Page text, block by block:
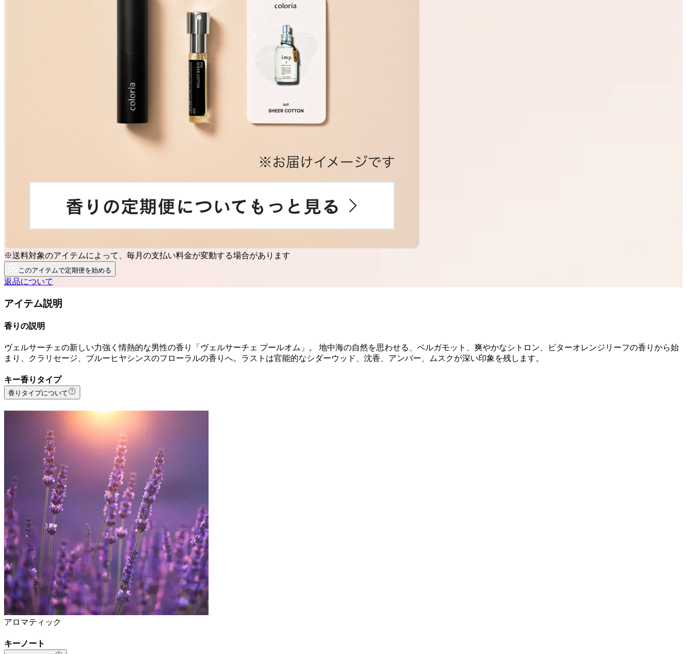
※送料対象のアイテムによって、毎月の支払い料金が変動する場合があります
このアイテムで定期便を始める
返品について
アイテム説明
香りの説明
ヴェルサーチェの新しい力強く情熱的な男性の香り「ヴェルサーチェ プールオム」。 地中海の自然を思わせる、ベルガモット、爽やかなシトロン、ビターオレンジリーフの香りから始
まり、クラリセージ、ブルーヒヤシンスのフローラルの香りへ。ラストは官能的なシダーウッド、沈香、アンバー、ムスクが深い印象を残します。
キー香りタイプ
香りタイプについて
アロマティック
キーノート